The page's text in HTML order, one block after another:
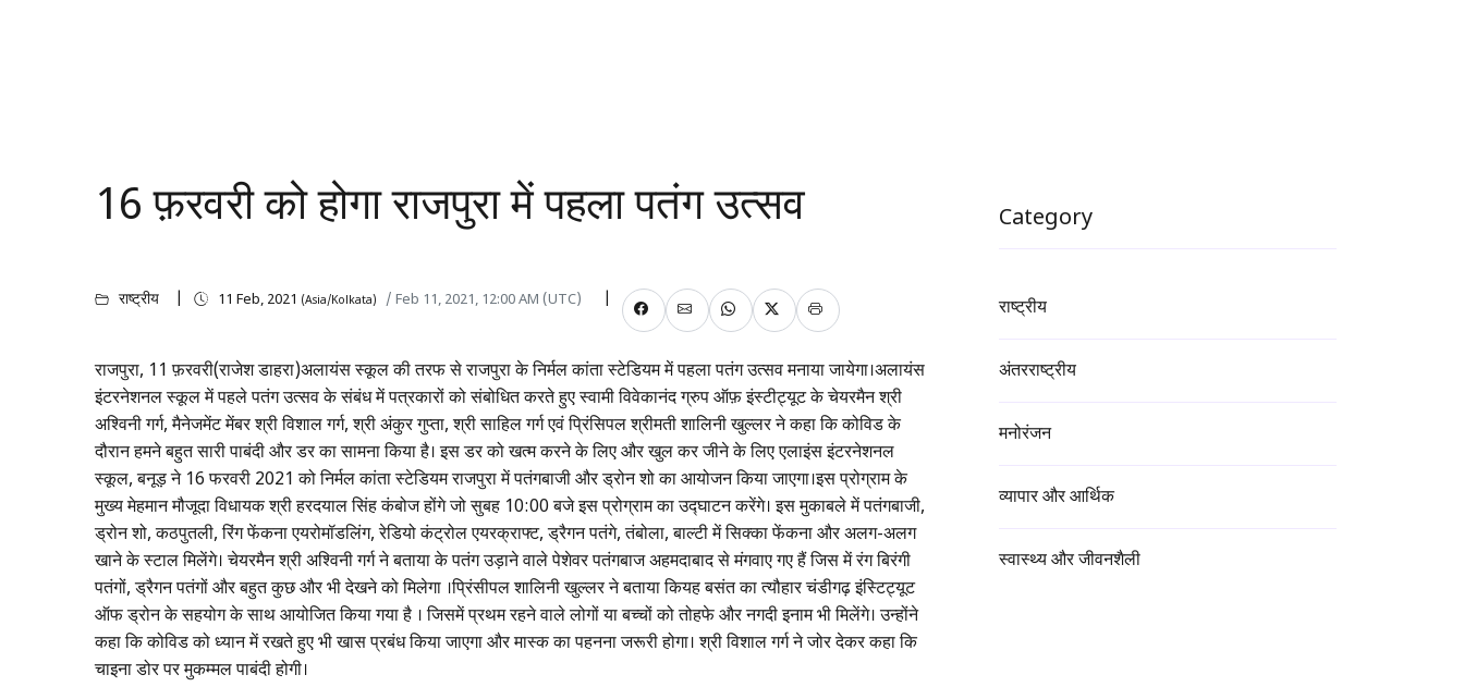
16 फ़रवरी को होगा राजपुरा में पहला पतंग उत्सव
राष्ट्रीय 11 Feb, 2021 (Asia/Kolkata) / Feb 11, 2021, 12:00 AM (UTC)
राजपुरा, 11 फ़रवरी(राजेश डाहरा)अलायंस स्कूल की तरफ से राजपुरा के निर्मल कांता स्टेडियम में पहला पतंग उत्सव मनाया जायेगा।अलायंस
इंटरनेशनल स्कूल में पहले पतंग उत्सव के संबंध में पत्रकारों को संबोधित करते हुए स्वामी विवेकानंद ग्रुप ऑफ़ इंस्टीट्यूट के चेयरमैन श्री
अश्विनी गर्ग, मैनेजमेंट मेंबर श्री विशाल गर्ग, श्री अंकुर गुप्ता, श्री साहिल गर्ग एवं प्रिंसिपल श्रीमती शालिनी खुल्लर ने कहा कि कोविड के
दौरान हमने बहुत सारी पाबंदी और डर का सामना किया है। इस डर को खत्म करने के लिए और खुल कर जीने के लिए एलाइंस इंटरनेशनल
स्कूल, बनूड़ ने 16 फरवरी 2021 को निर्मल कांता स्टेडियम राजपुरा में पतंगबाजी और ड्रोन शो का आयोजन किया जाएगा।इस प्रोग्राम के
मुख्य मेहमान मौजूदा विधायक श्री हरदयाल सिंह कंबोज होंगे जो सुबह 10:00 बजे इस प्रोग्राम का उद्घाटन करेंगे। इस मुकाबले में पतंगबाजी,
ड्रोन शो, कठपुतली, रिंग फेंकना एयरोमॉडलिंग, रेडियो कंट्रोल एयरक्राफ्ट, ड्रैगन पतंगे, तंबोला, बाल्टी में सिक्का फेंकना और अलग-अलग
खाने के स्टाल मिलेंगे। चेयरमैन श्री अश्विनी गर्ग ने बताया के पतंग उड़ाने वाले पेशेवर पतंगबाज अहमदाबाद से मंगवाए गए हैं जिस में रंग बिरंगी
पतंगों, ड्रैगन पतंगों और बहुत कुछ और भी देखने को मिलेगा ।प्रिंसीपल शालिनी खुल्लर ने बताया कियह बसंत का त्यौहार चंडीगढ़ इंस्टिट्यूट
ऑफ ड्रोन के सहयोग के साथ आयोजित किया गया है । जिसमें प्रथम रहने वाले लोगों या बच्चों को तोहफे और नगदी इनाम भी मिलेंगे। उन्होंने
कहा कि कोविड को ध्यान में रखते हुए भी खास प्रबंध किया जाएगा और मास्क का पहनना जरूरी होगा। श्री विशाल गर्ग ने जोर देकर कहा कि
चाइना डोर पर मुकम्मल पाबंदी होगी।
Category
राष्ट्रीय
अंतरराष्ट्रीय
मनोरंजन
व्यापार और आर्थिक
स्वास्थ्य और जीवनशैली